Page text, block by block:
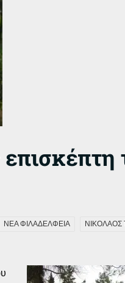
ΝΕΑ ΦΙΛΑΔΕΛΦΕΙΑ
ΝΙΚΟΛΑΟΣ